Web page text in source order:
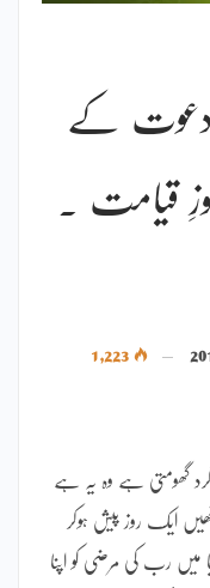
قرآن (42) دعوت کے
قیامت ۔
گھومتی ہے وہ یہ ہے
ایک روز پیش ہوکر
میں رب کی مرضی کو اپنا